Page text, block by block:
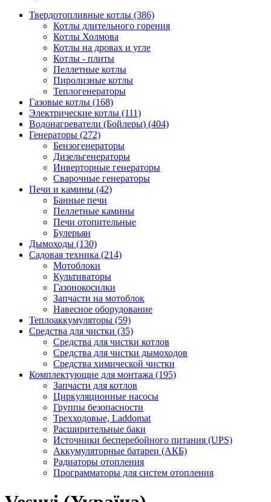
Твердотопливные котлы (386)
Котлы длительного горения
Котлы Холмова
Котлы на дровах и угле
Котлы - плиты
Пеллетные котлы
Пиролизные котлы
Теплогенераторы
Газовые котлы (168)
Электрические котлы (111)
Водонагреватели (Бойлеры) (404)
Генераторы (272)
Бензогенераторы
Дизельгенераторы
Инверторные генераторы
Сварочные генераторы
Печи и камины (42)
Банные печи
Пеллетные камины
Печи отопительные
Булерьян
Дымоходы (130)
Садовая техника (214)
Мотоблоки
Культиваторы
Газонокосилки
Запчасти на мотоблок
Навесное оборудование
Теплоаккумуляторы (59)
Средства для чистки (35)
Средства для чистки котлов
Средства для чистки дымоходов
Средства химической чистки
Комплектующие для монтажа (195)
Запчасти для котлов
Циркуляционные насосы
Группы безопасности
Трехходовые, Laddomat
Расширительные баки
Источники бесперебойного питания (UPS)
Аккумуляторные батареи (АКБ)
Радиаторы отопления
Программаторы для систем отопления